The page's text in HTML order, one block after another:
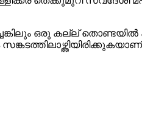
ഒരു കല്ല്